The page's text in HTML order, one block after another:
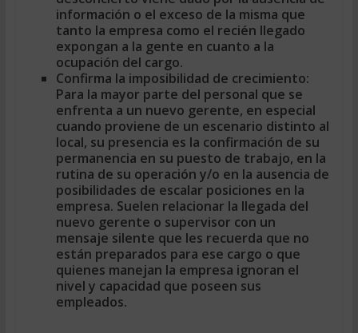
información o el exceso de la misma que
tanto la empresa como el recién llegado
expongan a la gente en cuanto a la
ocupación del cargo.
Confirma la imposibilidad de crecimiento:
Para la mayor parte del personal que se
enfrenta a un nuevo gerente, en especial
cuando proviene de un escenario distinto al
local, su presencia es la confirmación de su
permanencia en su puesto de trabajo, en la
rutina de su operación y/o en la ausencia de
posibilidades de escalar posiciones en la
empresa. Suelen relacionar la llegada del
nuevo gerente o supervisor con un
mensaje silente que les recuerda que no
están preparados para ese cargo o que
quienes manejan la empresa ignoran el
nivel y capacidad que poseen sus
empleados.